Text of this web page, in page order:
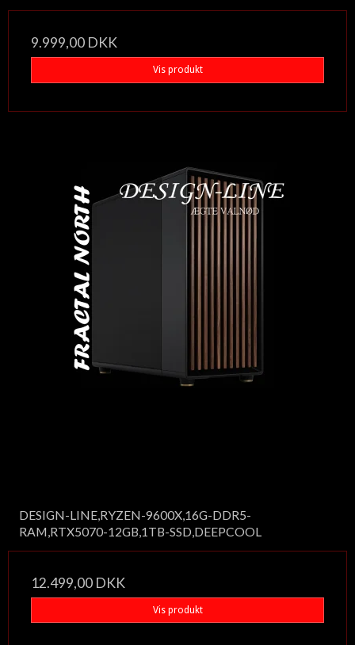
9.999,00 DKK
Vis produkt
DESIGN-LINE,RYZEN-9600X,16G-DDR5-
RAM,RTX5070-12GB,1TB-SSD,DEEPCOOL
12.499,00 DKK
Vis produkt